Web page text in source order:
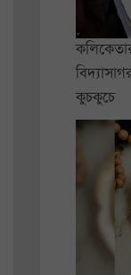
কুচকুচে